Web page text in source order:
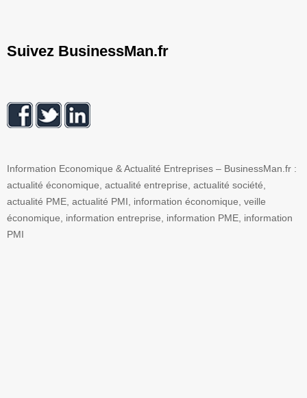
Suivez BusinessMan.fr
Information Economique & Actualité Entreprises – BusinessMan.fr :
actualité économique, actualité entreprise, actualité société,
actualité PME, actualité PMI, information économique, veille
économique, information entreprise, information PME, information
PMI